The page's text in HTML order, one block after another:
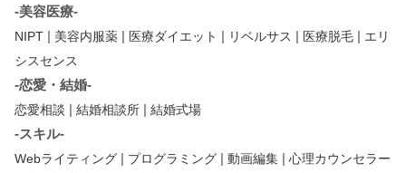
-美容医療-
NIPT | 美容内服薬 | 医療ダイエット | リベルサス | 医療脱毛 | エリ
シスセンス
-恋愛・結婚-
恋愛相談 | 結婚相談所 | 結婚式場
-スキル-
Webライティング | プログラミング | 動画編集 | 心理カウンセラー